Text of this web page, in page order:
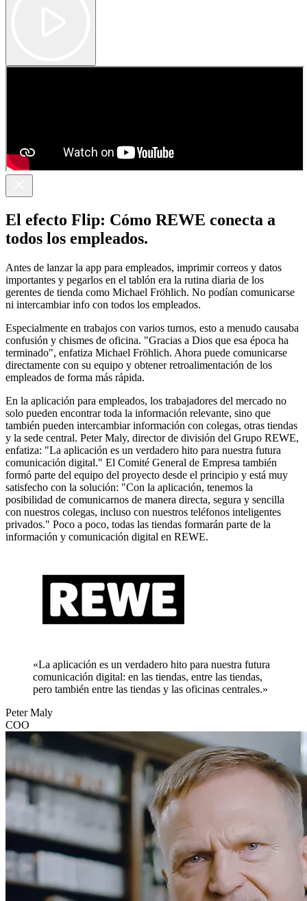
El efecto Flip: Cómo REWE conecta a
todos los empleados.
Antes de lanzar la app para empleados, imprimir correos y datos
importantes y pegarlos en el tablón era la rutina diaria de los
gerentes de tienda como Michael Fröhlich. No podían comunicarse
ni intercambiar info con todos los empleados.
Especialmente en trabajos con varios turnos, esto a menudo causaba
confusión y chismes de oficina. "Gracias a Dios que esa época ha
terminado", enfatiza Michael Fröhlich. Ahora puede comunicarse
directamente con su equipo y obtener retroalimentación de los
empleados de forma más rápida.
En la aplicación para empleados, los trabajadores del mercado no
solo pueden encontrar toda la información relevante, sino que
también pueden intercambiar información con colegas, otras tiendas
y la sede central. Peter Maly, director de división del Grupo REWE,
enfatiza: "La aplicación es un verdadero hito para nuestra futura
comunicación digital." El Comité General de Empresa también
formó parte del equipo del proyecto desde el principio y está muy
satisfecho con la solución: "Con la aplicación, tenemos la
posibilidad de comunicarnos de manera directa, segura y sencilla
con nuestros colegas, incluso con nuestros teléfonos inteligentes
privados." Poco a poco, todas las tiendas formarán parte de la
información y comunicación digital en REWE.
«La aplicación es un verdadero hito para nuestra futura
comunicación digital: en las tiendas, entre las tiendas,
pero también entre las tiendas y las oficinas centrales.»
Peter Maly
COO